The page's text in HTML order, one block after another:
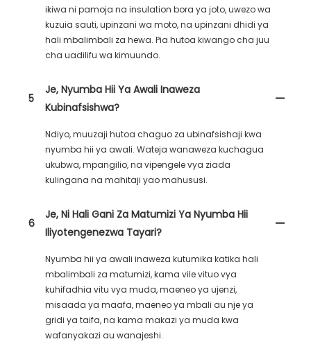
ikiwa ni pamoja na insulation bora ya joto, uwezo wa
kuzuia sauti, upinzani wa moto, na upinzani dhidi ya
hali mbalimbali za hewa. Pia hutoa kiwango cha juu
cha uadilifu wa kimuundo.
5
Je, Nyumba Hii Ya Awali Inaweza
Kubinafsishwa?
Ndiyo, muuzaji hutoa chaguo za ubinafsishaji kwa
nyumba hii ya awali. Wateja wanaweza kuchagua
ukubwa, mpangilio, na vipengele vya ziada
kulingana na mahitaji yao mahususi.
6
Je, Ni Hali Gani Za Matumizi Ya Nyumba Hii
Iliyotengenezwa Tayari?
Nyumba hii ya awali inaweza kutumika katika hali
mbalimbali za matumizi, kama vile vituo vya
kuhifadhia vitu vya muda, maeneo ya ujenzi,
misaada ya maafa, maeneo ya mbali au nje ya
gridi ya taifa, na kama makazi ya muda kwa
wafanyakazi au wanajeshi.